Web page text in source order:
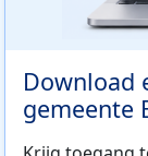
Download
gemeente